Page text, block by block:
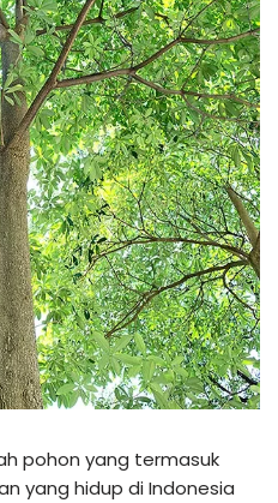
pohon yang termasuk
yang hidup di Indonesia